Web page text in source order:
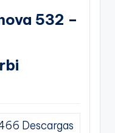
532 –
Descargas